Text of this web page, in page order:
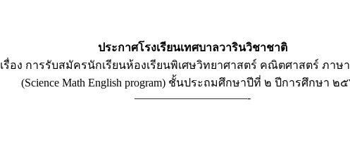
ประกาศโรงเรียนเทศบาลวารินวิชาชาติ
เรื่อง การรับสมัครนักเรียนห้องเรียนพิเศษวิทยาศาสตร์ คณิตศาสตร์ ภาษ
(Science Math English program) ชั้นประถมศึกษาปีที่ ๒ ปีการศึกษา ๒
——————————-